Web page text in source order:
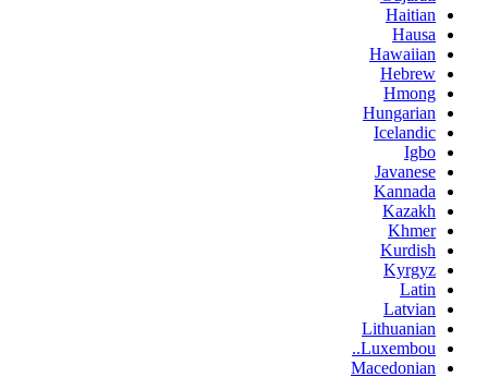
Haitian
Hausa
Hawaiian
Hebrew
Hmong
Hungarian
Icelandic
Igbo
Javanese
Kannada
Kazakh
Khmer
Kurdish
Kyrgyz
Latin
Latvian
Lithuanian
Luxembou..
Macedonian